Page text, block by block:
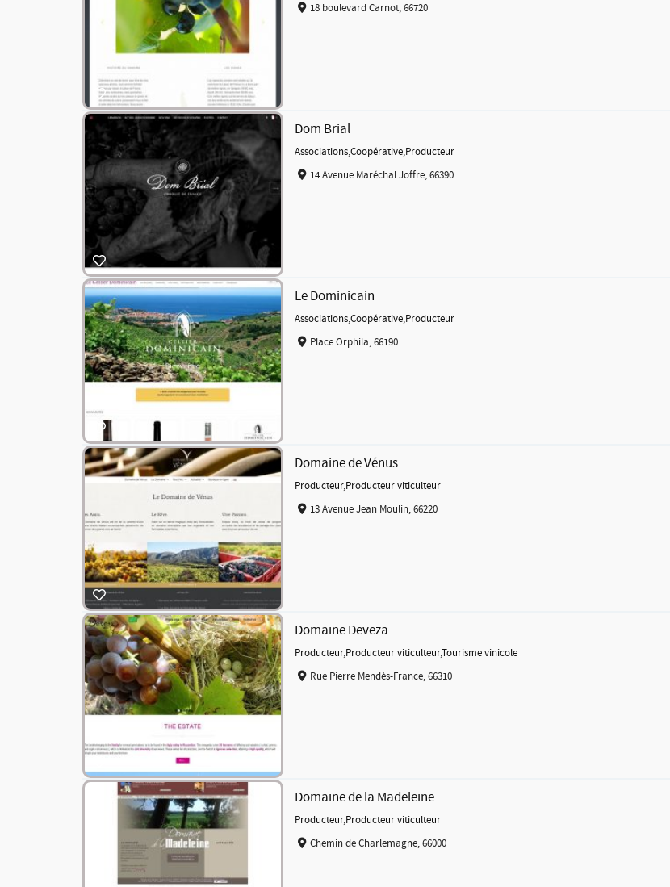
18 boulevard Carnot, 66720
Dom Brial
Associations,Coopérative,Producteur
14 Avenue Maréchal Joffre, 66390
Le Dominicain
Associations,Coopérative,Producteur
Place Orphila, 66190
Domaine de Vénus
Producteur,Producteur viticulteur
13 Avenue Jean Moulin, 66220
Domaine Deveza
Producteur,Producteur viticulteur,Tourisme vinicole
Rue Pierre Mendès-France, 66310
Domaine de la Madeleine
Producteur,Producteur viticulteur
Chemin de Charlemagne, 66000